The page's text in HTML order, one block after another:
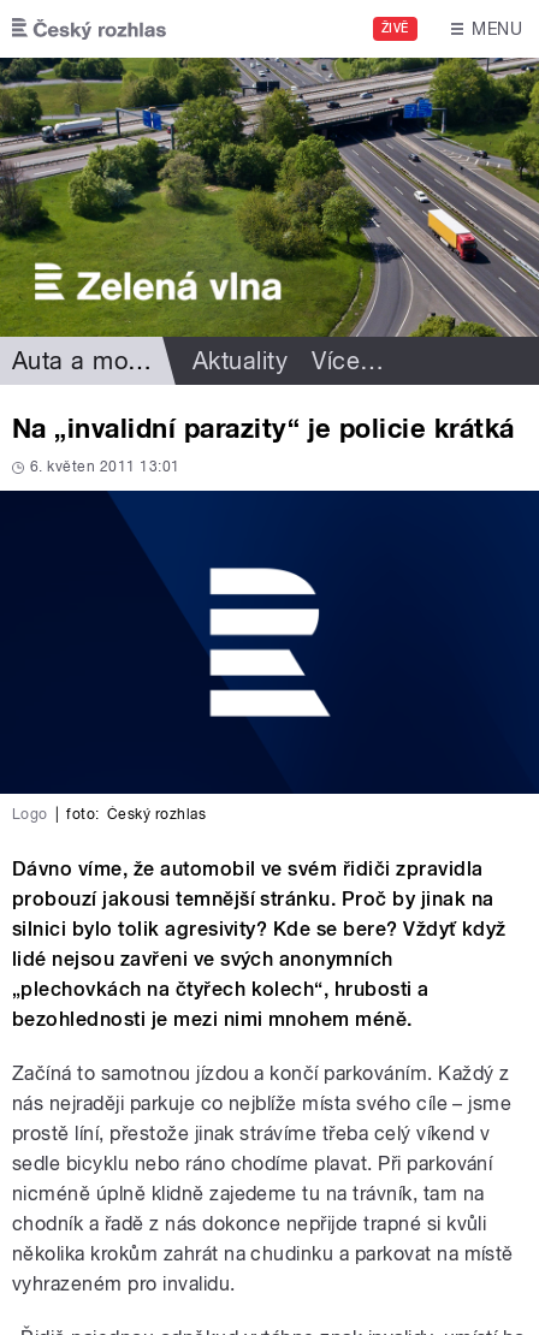
Přejít k hlavnímu obsahu
ŽIVĚ MENU
Auta a motorismus Aktuality Více…
Na „invalidní parazity“ je policie krátká
6. květen 2011 13:01
Logo foto: Český rozhlas
Dávno víme, že automobil ve svém řidiči zpravidla
probouzí jakousi temnější stránku. Proč by jinak na
silnici bylo tolik agresivity? Kde se bere? Vždyť když
lidé nejsou zavřeni ve svých anonymních
„plechovkách na čtyřech kolech“, hrubosti a
bezohlednosti je mezi nimi mnohem méně.
Začíná to samotnou jízdou a končí parkováním. Každý z
nás nejraději parkuje co nejblíže místa svého cíle – jsme
prostě líní, přestože jinak strávíme třeba celý víkend v
sedle bicyklu nebo ráno chodíme plavat. Při parkování
nicméně úplně klidně zajedeme tu na trávník, tam na
chodník a řadě z nás dokonce nepřijde trapné si kvůli
několika krokům zahrát na chudinku a parkovat na místě
vyhrazeném pro invalidu.